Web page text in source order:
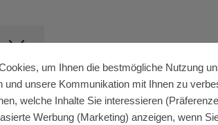
um Ihnen die bestmögliche Nutzung
und unsere Kommunikation mit Ihnen zu
welche Inhalte Sie interessieren
Werbung (Marketing) anzeigen, wenn